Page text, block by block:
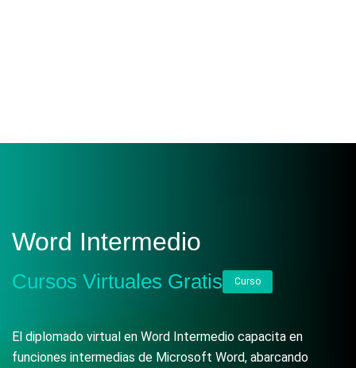
Word Intermedio
Cursos Virtuales Gratis Curso
El diplomado virtual en Word Intermedio capacita en
funciones intermedias de Microsoft Word, abarcando